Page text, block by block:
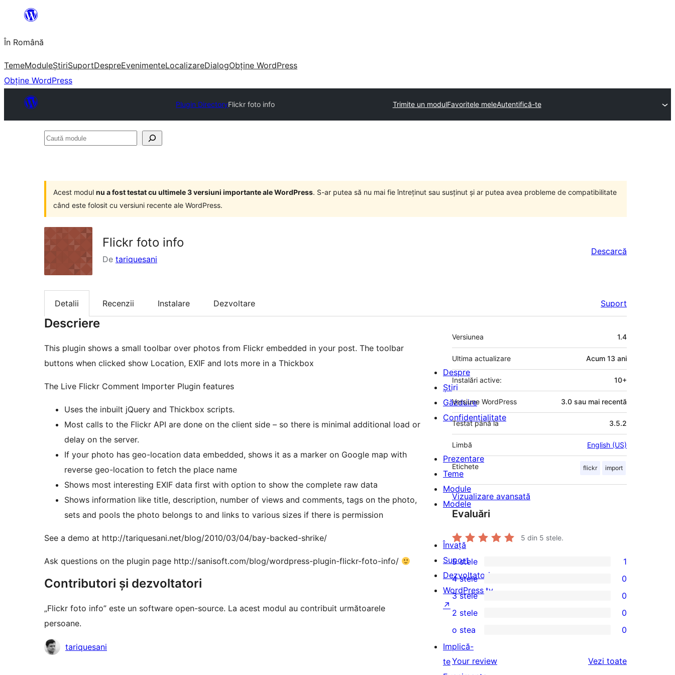
conținut
În Română
TemeModuleȘtiriSuportDespreEvenimenteLocalizareDialogObține WordPress
Obține WordPress
Plugin DirectoryFlickr foto info Trimite un modulFavoritele meleAutentifică-te
Caută
Acest modul nu a fost testat cu ultimele 3 versiuni importante ale WordPress. S-ar putea să nu mai fie întreținut sau susținut și ar putea avea probleme de compatibilitate
când este folosit cu versiuni recente ale WordPress.
Flickr foto info
De tariquesani
Descarcă
Detalii Recenzii Instalare Dezvoltare Suport
Descriere
This plugin shows a small toolbar over photos from Flickr embedded in your post. The toolbar
buttons when clicked show Location, EXIF and lots more in a Thickbox
The Live Flickr Comment Importer Plugin features
Uses the inbuilt jQuery and Thickbox scripts.
Most calls to the Flickr API are done on the client side – so there is minimal additional load or
delay on the server.
If your photo has geo-location data embedded, shows it as a marker on Google map with
reverse geo-location to fetch the place name
Shows most interesting EXIF data first with option to show the complete raw data
Shows information like title, description, number of views and comments, tags on the photo,
sets and pools the photo belongs to and links to various sizes if there is permission
See a demo at http://tariquesani.net/blog/2010/03/04/bay-backed-shrike/
Ask questions on the plugin page http://sanisoft.com/blog/wordpress-plugin-flickr-foto-info/
Contributori și dezvoltatori
„Flickr foto info” este un software open-source. La acest modul au contribuit următoarele
persoane.
Contributori
tariquesani
Meta
Versiunea 1.4
Ultima actualizare Acum 13 ani
Instalări active: 10+
Versiune WordPress 3.0 sau mai recentă
Testat până la 3.5.2
Limbă English (US)
Etichete flickr import
Vizualizare avansată
Evaluări
5 din 5 stele.
1
5
–
recenzie
(stele)
5 stele 1
4
–
recenzii
(stele)
4 stele 0
0
3
–
recenzii
(stele)
3 stele 0
2
–
recenzii
2 stele 0
0
1
–
o stea 0
Your review Vezi toaterecenziile
Despre
Știri
Găzduire
Confidențialitate
Prezentare
Teme
Module
Modele
Învață
Suport
Dezvoltatori
WordPress.tv
↗
Implică-
te